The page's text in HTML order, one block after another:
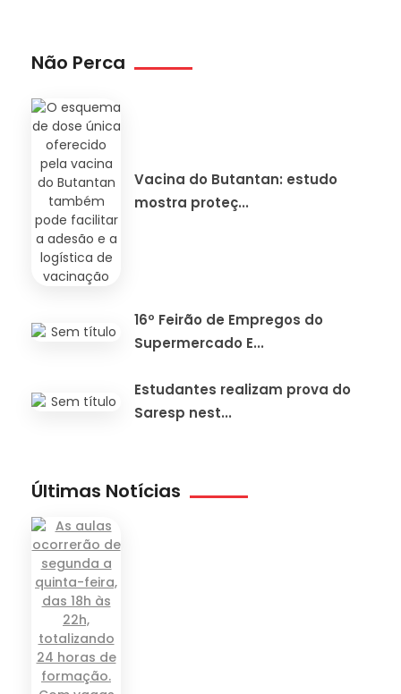
Não Perca
Vacina do Butantan: estudo
mostra proteç...
16º Feirão de Empregos do
Supermercado E...
Estudantes realizam prova do
Saresp nest...
Últimas Notícias